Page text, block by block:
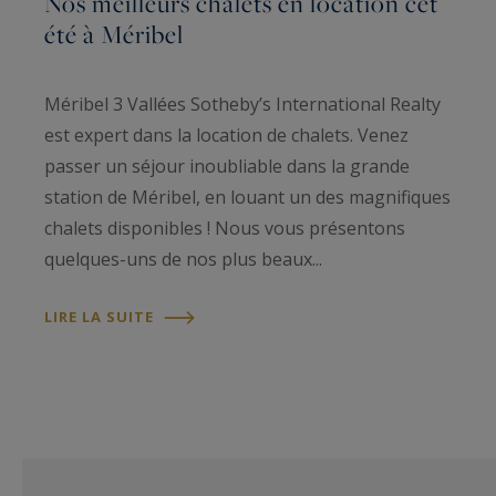
été à Méribel
Méribel 3 Vallées Sotheby’s International Realty
est expert dans la location de chalets. Venez
passer un séjour inoubliable dans la grande
station de Méribel, en louant un des magnifiques
chalets disponibles ! Nous vous présentons
quelques-uns de nos plus beaux...
LIRE LA SUITE